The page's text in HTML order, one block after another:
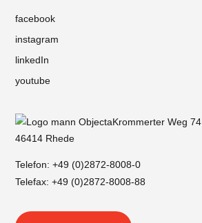
facebook
instagram
linkedIn
youtube
Krommerter Weg 74
46414 Rhede
Telefon:+49 (0)2872-8008-0
Telefax: +49 (0)2872-8008-88